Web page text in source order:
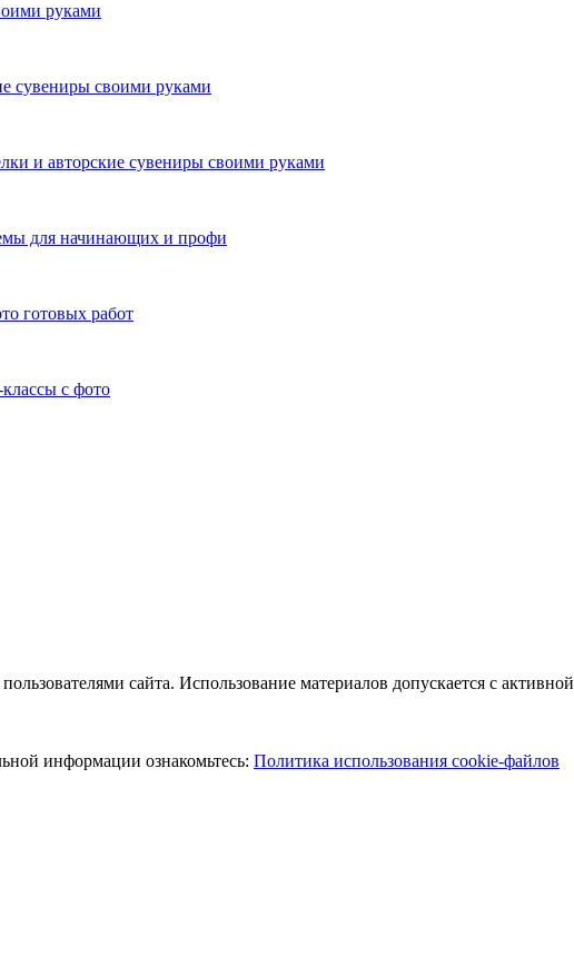
руками
сувениры своими руками
и авторские сувениры своими руками
для начинающих и профи
готовых работ
с фото
сайта. Использование материалов допускается с
информации ознакомьтесь: Политика использования cookie-файлов